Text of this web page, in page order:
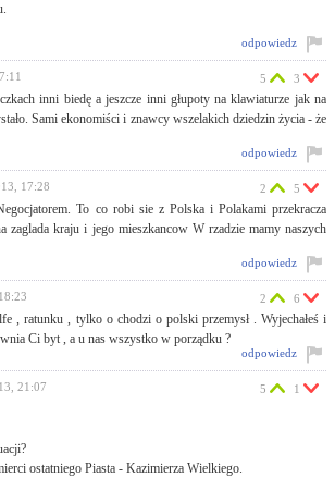
odpowiedz
inni biedę a jeszcze inni głupoty na klawiaturze jak na
Sami ekonomiści i znawcy wszelakich dziedzin życia - że
5 3
odpowiedz
17:28
To co robi sie z Polska i Polakami przekracza
zaglada kraju i jego mieszkancow W rzadzie mamy naszych
2 5
odpowiedz
, ratunku , tylko o chodzi o polski przemysł . Wyjechałeś i
Ci byt , a u nas wszystko w porządku ?
2 6
odpowiedz
21:07
ostatniego Piasta - Kazimierza Wielkiego.
5 1